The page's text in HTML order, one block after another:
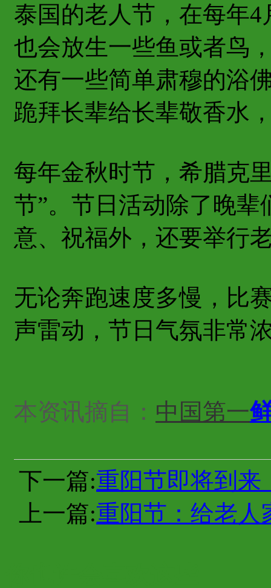
泰国的老人节，在每年
也会放生一些鱼或者鸟
还有一些简单肃穆的浴
跪拜长辈给长辈敬香水
每年金秋时节，希腊克
节”。节日活动除了晚
意、祝福外，还要举行
无论奔跑速度多慢，比
声雷动，节日气氛非常
本资讯摘自： 中国第一
下一篇:重阳节即将到来
上一篇:重阳节：给老人